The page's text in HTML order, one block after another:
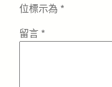
位標示為 *
留言 *